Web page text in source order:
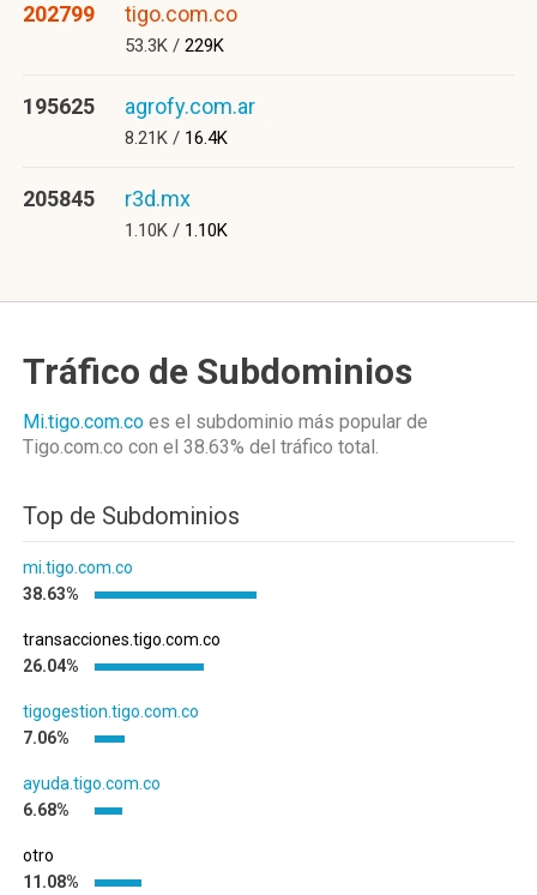
202799 tigo.com.co
53.3K / 229K
195625 agrofy.com.ar
8.21K / 16.4K
205845 r3d.mx
1.10K / 1.10K
Tráfico de Subdominios
Mi.tigo.com.co es el subdominio más popular de
Tigo.com.co con el 38.63% del tráfico total.
Top de Subdominios
mi.tigo.com.co
38.63%
transacciones.tigo.com.co
26.04%
tigogestion.tigo.com.co
7.06%
ayuda.tigo.com.co
6.68%
otro
11.08%